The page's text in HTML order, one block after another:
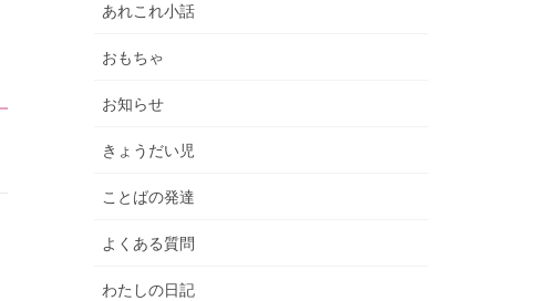
あれこれ小話
おもちゃ
お知らせ
きょうだい児
ことばの発達
よくある質問
わたしの日記